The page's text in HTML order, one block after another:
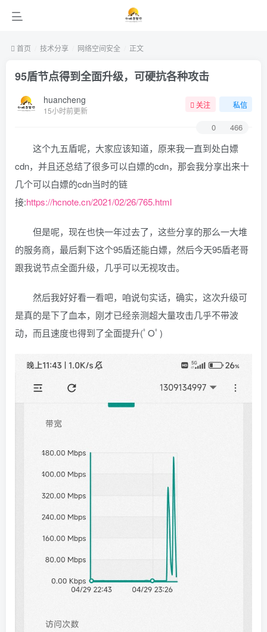
首页 技术分享 网络空间安全 正文
95盾节点得到全面升级，可硬抗各种攻击
huancheng
15小时前更新
关注 私信
0 466
这个九五盾呢，大家应该知道，原来我一直到处白嫖
cdn，并且还总结了很多可以白嫖的cdn，那会我分享出来十
几个可以白嫖的cdn当时的链
接:https://hcnote.cn/2021/02/26/765.html
但是呢，现在也快一年过去了，这些分享的那么一大堆
的服务商，最后剩下这个95盾还能白嫖，然后今天95盾老哥
跟我说节点全面升级，几乎可以无视攻击。
然后我好好看一看吧，咱说句实话，确实，这次升级可
是真的是下了血本，刚才已经亲测超大量攻击几乎不带波
动，而且速度也得到了全面提升(ﾟOﾟ)